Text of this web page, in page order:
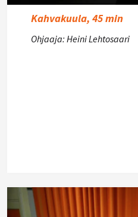
Kahvakuula, 45 min
Ohjaaja: Heini Lehtosaari